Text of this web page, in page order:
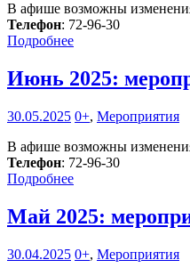
В афише возможны
Телефон: 72-96-30
Подробнее
Июнь 2025:
30.05.2025 0+, Мероприятия
В афише возможны
Телефон: 72-96-30
Подробнее
Май 2025:
30.04.2025 0+, Мероприятия